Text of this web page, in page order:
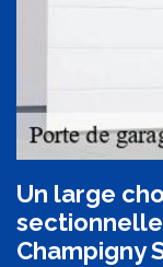
Un large
Champigny